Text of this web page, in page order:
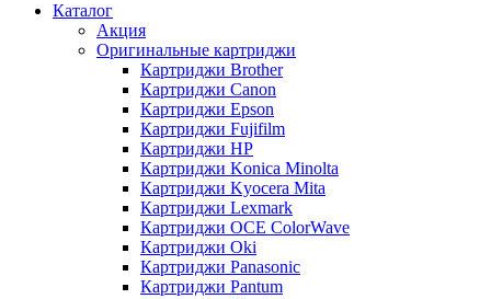
Каталог
Акция
Оригинальные картриджи
Картриджи Brother
Картриджи Canon
Картриджи Epson
Картриджи Fujifilm
Картриджи HP
Картриджи Konica Minolta
Картриджи Kyocera Mita
Картриджи Lexmark
Картриджи OCE ColorWave
Картриджи Oki
Картриджи Panasonic
Картриджи Pantum